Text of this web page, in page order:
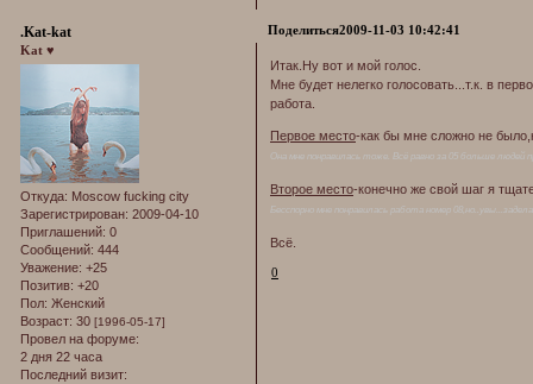
Поделиться2009-11-03 10:42:41
.Kat-kat
Kat ♥
Откуда: Moscow fucking city
Зарегистрирован: 2009-04-10
Приглашений: 0
Сообщений: 444
Уважение: +25
Позитив: +20
Пол: Женский
Возраст: 30 [1996-05-17]
Провел на форуме:
2 дня 22 часа
Последний визит:
Итак.Ну вот и мой голос.
Мне будет нелегко голосовать...т.к. в
работа.
Первое место-как бы мне сложно не
Она мне понравилась тоже. Всё равно за 05 больше
Второе место-конечно же свой шаг я
Бесспорно мне понравилась работа номер
Всё.
0